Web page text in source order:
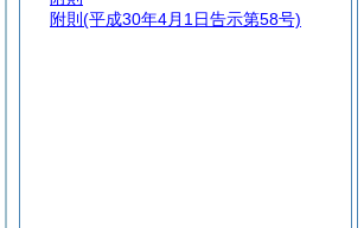
附則 (平成30年4月1日告示第58号)